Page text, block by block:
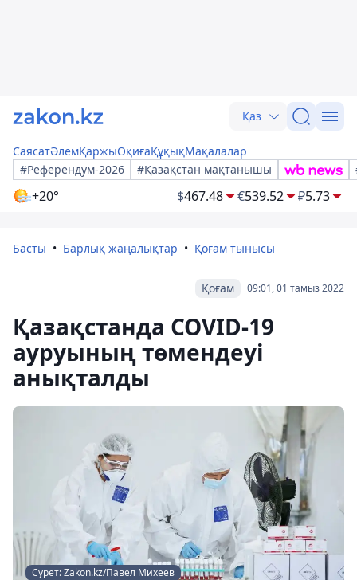
Қаз
СаясатӘлемҚаржыОқиғаҚұқықМақалалар
#Референдум-2026
#Қазақстан мақтанышы
+20° $467.48 €539.52 ₽5.73
Басты Барлық жаңалықтар Қоғам тынысы
09:01, 01 тамыз 2022
Қоғам
Қазақстанда COVID-19
ауруының төмендеуі
анықталды
Сурет: Zakon.kz/Павел Михеев